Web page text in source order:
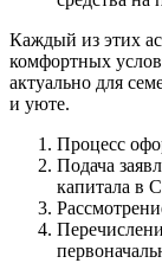
Каждый из этих
комфортных
актуально для
и уюте.
Процесс
Подача
капитала в